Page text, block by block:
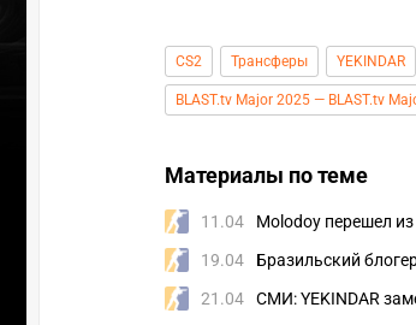
CS2 Трансферы YEKINDAR
BLAST.tv Major 2025 — BLAST.tv
Материалы по теме
11.04 Molodoy перешел из
19.04 Бразильский
21.04 СМИ: YEKINDAR